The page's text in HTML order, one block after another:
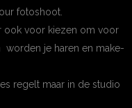
fotoshoot.
ook voor kiezen om voor
je haren en make-
regelt maar in de studio